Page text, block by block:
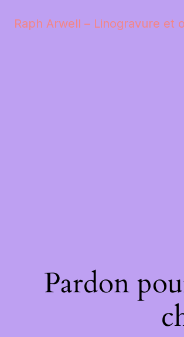
Raph Arwell – Linogravure et
Pardon